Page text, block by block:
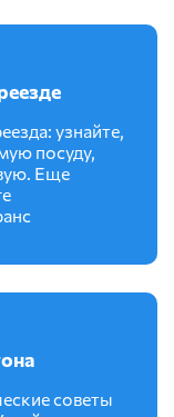
узнайте,
посуду,
Еще
советы